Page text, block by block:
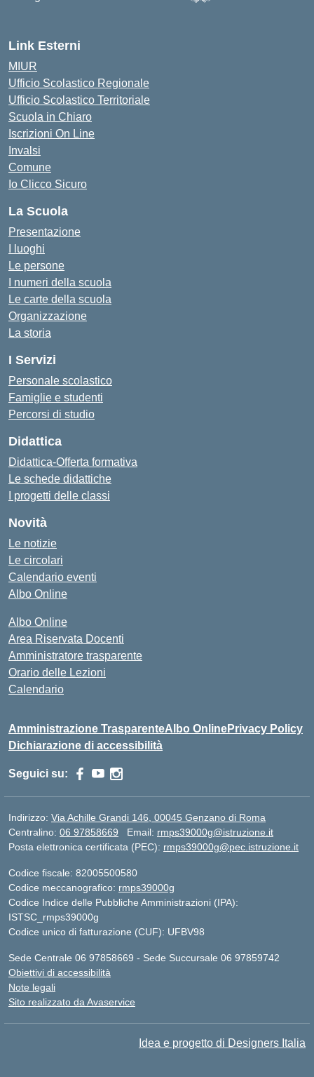
Link Esterni
MIUR
Ufficio Scolastico Regionale
Ufficio Scolastico Territoriale
Scuola in Chiaro
Iscrizioni On Line
Invalsi
Comune
Io Clicco Sicuro
La Scuola
Presentazione
I luoghi
Le persone
I numeri della scuola
Le carte della scuola
Organizzazione
La storia
I Servizi
Personale scolastico
Famiglie e studenti
Percorsi di studio
Didattica
Didattica-Offerta formativa
Le schede didattiche
I progetti delle classi
Novità
Le notizie
Le circolari
Calendario eventi
Albo Online
Albo Online
Area Riservata Docenti
Amministratore trasparente
Orario delle Lezioni
Calendario
Amministrazione TrasparenteAlbo OnlinePrivacy Policy
Dichiarazione di accessibilità
Seguici su:
Indirizzo: Via Achille Grandi 146, 00045 Genzano di Roma
Centralino: 06 97858669 Email: rmps39000g@istruzione.it
Posta elettronica certificata (PEC): rmps39000g@pec.istruzione.it
Codice fiscale: 82005500580
Codice meccanografico: rmps39000g
Codice Indice delle Pubbliche Amministrazioni (IPA):
ISTSC_rmps39000g
Codice unico di fatturazione (CUF): UFBV98
Sede Centrale 06 97858669 - Sede Succursale 06 97859742
Obiettivi di accessibilità
Note legali
Sito realizzato da Avaservice
Idea e progetto di Designers Italia